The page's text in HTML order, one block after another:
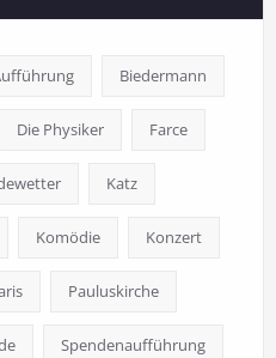
Biedermann
Die Physiker Farce
Katz
Komödie Konzert
Pauluskirche
Spendenaufführung